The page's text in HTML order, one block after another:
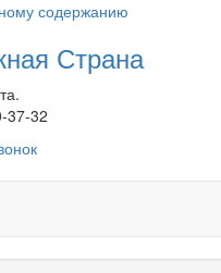
содержанию
Страна
37-32